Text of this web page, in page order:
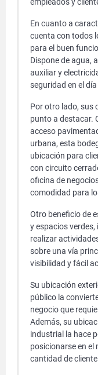
En cuanto a
cuenta con todos
para el buen
Dispone de agua,
auxiliar y
seguridad en el
Por otro lado, sus
punto a destacar.
acceso
urbana, esta
ubicación para
con circuito
oficina de
comodidad para
Otro beneficio de
y espacios
realizar
sobre una vía
visibilidad y fácil
Su ubicación
público la
negocio que
Además, su
industrial la hace
posicionarse en el
cantidad de